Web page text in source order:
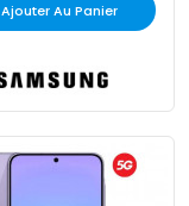
Ajouter Au Panier